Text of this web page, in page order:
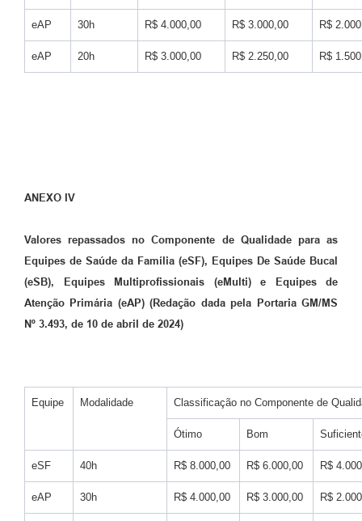
eAP 30h R$ 4.000,00 R$ 3.000,00 R$
eAP 20h R$ 3.000,00 R$ 2.250,00 R$
ANEXO IV
Valores repassados no Componente de Qualidade para as
Equipes de Saúde da Família (eSF), Equipes De Saúde Bucal
(eSB), Equipes Multiprofissionais (eMulti) e Equipes de
Atenção Primária (eAP) (Redação dada pela Portaria GM/MS
Nº 3.493, de 10 de abril de 2024)
Equipe Modalidade Classificação no Componente de
Ótimo Bom
eSF 40h R$ 8.000,00 R$ 6.000,00 R$
eAP 30h R$ 4.000,00 R$ 3.000,00 R$